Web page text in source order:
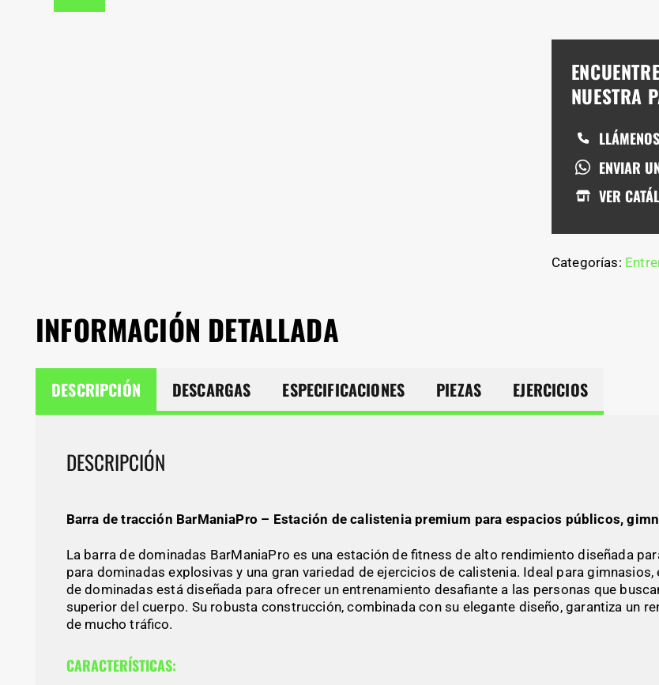
NUESTRA
LLÁMENOS
ENVIAR
VER
Categorías:
INFORMACIÓN DETALLADA
DESCRIPCIÓN DESCARGAS ESPECIFICACIONES PIEZAS EJERCICIOS
DESCRIPCIÓN
Barra de tracción BarManiaPro – Estación de calistenia premium para espacios públicos,
La barra de dominadas BarManiaPro es una estación de fitness de alto rendimiento diseñada
para dominadas explosivas y una gran variedad de ejercicios de calistenia. Ideal para
de dominadas está diseñada para ofrecer un entrenamiento desafiante a las personas que
superior del cuerpo. Su robusta construcción, combinada con su elegante diseño, garantiza un
de mucho tráfico.
CARACTERÍSTICAS: